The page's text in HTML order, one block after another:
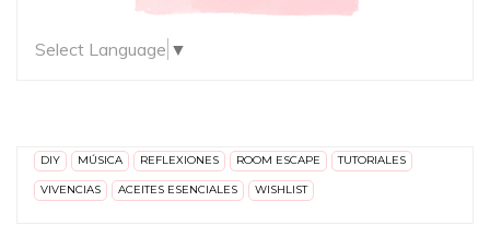
Select Language ▼
DIY MÚSICA REFLEXIONES ROOM ESCAPE TUTORIALES
VIVENCIAS ACEITES ESENCIALES WISHLIST